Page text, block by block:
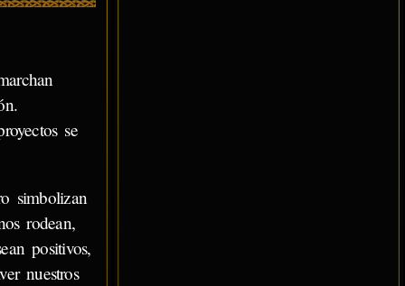
se
simbolizan
rodean,
positivos,
nuestros